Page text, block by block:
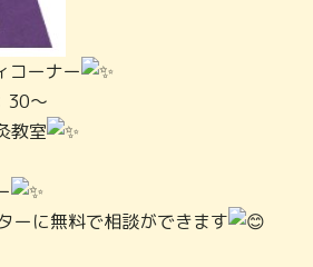
コーナー
～
教室
ーに無料で相談ができます